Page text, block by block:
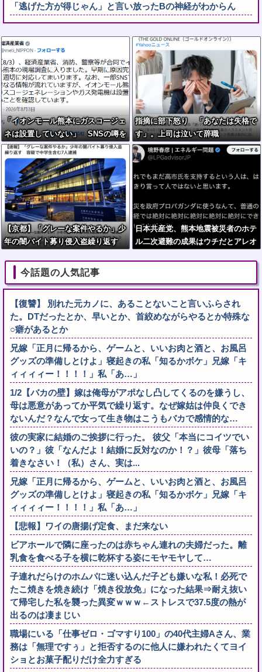
「逃げた方が得じゃん」と言い放ったBの神経がわからん
「イオンモール熊本にガスコージェ
ネは設置していない」 SNSの噂を
経産省が否定
指摘に部下怒り 「あなたは失格で
す」。上司は泣いて辞職
【京都】「グレーな案件やるか」少
年の闇バイト募り侵入盗繰り返す
日本共産党、熊本地震被災者のホテ
ル二次避難の成果はウチだとアレオ
今話題の人気記事
【復讐】 別れた元カノに、あることないこと言いふらされ
た。DTだったとか、早いとか、首絞めながらやるとか特殊な
○癖があるとか
兄嫁「正月に帰るから、ゲームと、いいお肉と酒と、お風呂
グッズの準備しとけよ」寝起きの私「知るかボケ」兄嫁「キ
ィィィィー！！！！」私「あ…」
1/2【バカの壁】嫁は俺母がアポなし凸してくるのを嫌うし、
母は悪意があってか平気で繰り返す。なぜ嫁姑は仲良くでき
ないんだ？なんで女って生き物はこうもバカで感情的な…
彼の実家に結婚のご挨拶に行った。 彼父「本当にコイツでい
いの？」彼「なんだよ！結婚に反対なのか！？」彼母「落ち
着きなさい！（私）さん、実は...
兄嫁「正月に帰るから、ゲームと、いいお肉と酒と、お風呂
グッズの準備しとけよ」寝起きの私「知るかボケ」兄嫁「キ
ィィィィー！！！！」私「あ…」
【悲報】ワイの唐揚げ定食、まだ来ない
ビアホールで隣に座ったのは赤ちゃん連れの夫婦だった。離
乳食を食べる子を横に乾杯する姿にモヤモヤして…
子連れだらけのホムパに迷い込んだ子ども嫌いな私！必死で
たこ焼きを焼き続け「焼き役放免」になった結果⇒耐え抜い
て帰宅した私を襲った異変ｗｗｗ←ストレスで37.5度の熱が
出るのは凄まじい
職場にいる「仕事ゼロ・ゴマすり100」の40代主婦Aさん、業
務は「無理ですぅ」と拒否するのに他人に嫌われたくてヨイ
ショとお菓子配りだけ全力すぎる